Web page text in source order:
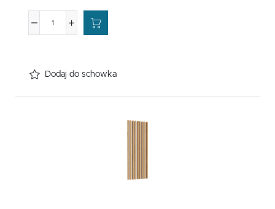
Dodaj do schowka